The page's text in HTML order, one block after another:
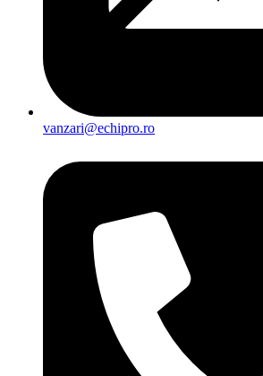
vanzari@echipro.ro